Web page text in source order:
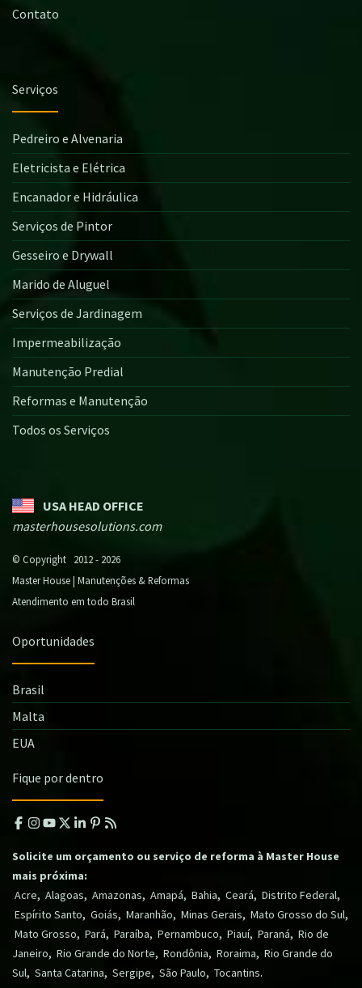
Contato
Serviços
Pedreiro e Alvenaria
Eletricista e Elétrica
Encanador e Hidráulica
Serviços de Pintor
Gesseiro e Drywall
Marido de Aluguel
Serviços de Jardinagem
Impermeabilização
Manutenção Predial
Reformas e Manutenção
Todos os Serviços
USA HEAD OFFICE
masterhousesolutions.com
© Copyright 2012 - 2026
Master House | Manutenções & Reformas
Atendimento em todo Brasil
Oportunidades
Brasil
Malta
EUA
Fique por dentro
Solicite um orçamento ou serviço de reforma à Master House
mais próxima:
Acre, Alagoas, Amazonas, Amapá, Bahia, Ceará, Distrito Federal,
Espírito Santo, Goiás, Maranhão, Minas Gerais, Mato Grosso do Sul,
Mato Grosso, Pará, Paraíba, Pernambuco, Piauí, Paraná, Rio de
Janeiro, Rio Grande do Norte, Rondônia, Roraima, Rio Grande do
Sul, Santa Catarina, Sergipe, São Paulo, Tocantins.